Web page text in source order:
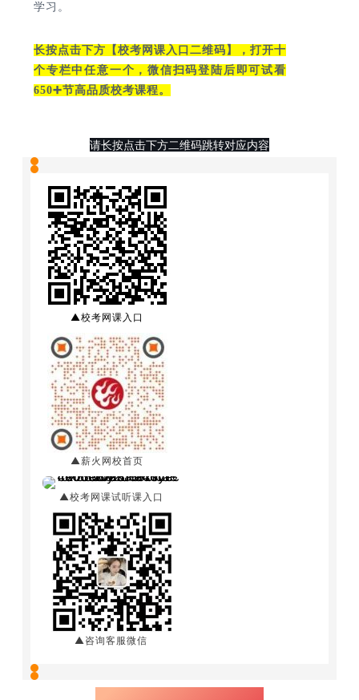
学习。
长按点击下方【校考网课入口二维码】，打开十
个专栏中任意一个，微信扫码登陆后即可试看
650➕节高品质校考课程。
请长按点击下方二维码跳转对应内容
▲校考网课入口
▲薪火网校首页
▲校考网课试听课入口
▲咨询客服微信